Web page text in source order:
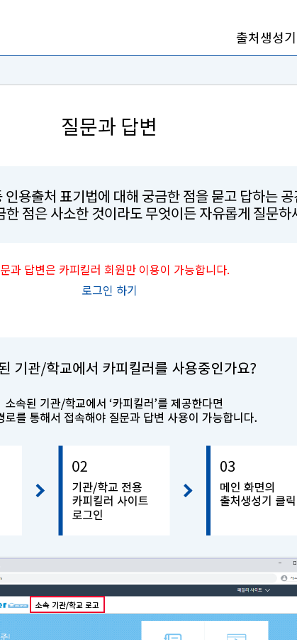
출처생성기
질문과 답변
용출처 표기법에 대해 궁금한 점을 묻고 답하는
한 점은 사소한 것이라도 무엇이든 자유롭게 질문하
과 답변은 카피킬러 회원만 이용이 가능합니다.
로그인 하기